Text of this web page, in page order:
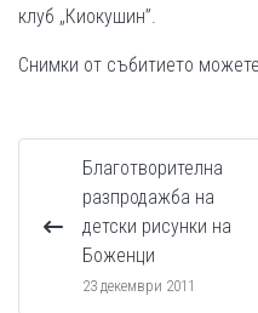
клуб „Киокушин”.
Снимки от събитието
Благотворителна
разпродажба на
детски рисунки на
Боженци
23 декември 2011